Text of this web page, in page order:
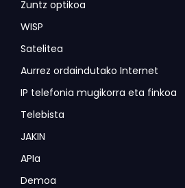
Zuntz optikoa
WISP
Satelitea
Aurrez ordaindutako Internet
IP telefonia mugikorra eta finkoa
Telebista
JAKIN
APIa
Demoa